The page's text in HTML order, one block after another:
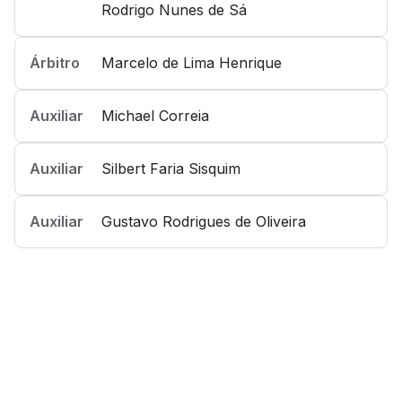
Rodrigo Nunes de Sá
Árbitro Marcelo de Lima Henrique
Auxiliar Michael Correia
Auxiliar Silbert Faria Sisquim
Auxiliar Gustavo Rodrigues de Oliveira